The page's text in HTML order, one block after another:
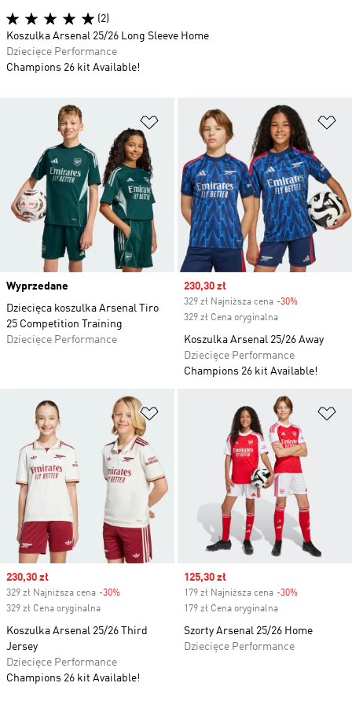
Dodaj do listy życzeń
Wyprzedane
Dziecięca koszulka Arsenal Tiro
25 Competition Training
Dziecięce Performance
Sale price
230,30 zł
329 zł Najniższa cena -30%
329 zł Cena oryginalna
Koszulka Arsenal 25/26 Away
Dziecięce Performance
Champions 26 kit Available!
Dodaj do listy życzeń
Sale price
230,30 zł
329 zł Najniższa cena -30%
329 zł Cena oryginalna
Koszulka Arsenal 25/26 Third
Jersey
Dziecięce Performance
Champions 26 kit Available!
Sale price
125,30 zł
179 zł Najniższa cena -30%
179 zł Cena oryginalna
Szorty Arsenal 25/26 Home
Dziecięce Performance
(2)
Koszulka Arsenal 25/26 Long Sleeve Home
Dziecięce Performance
Champions 26 kit Available!